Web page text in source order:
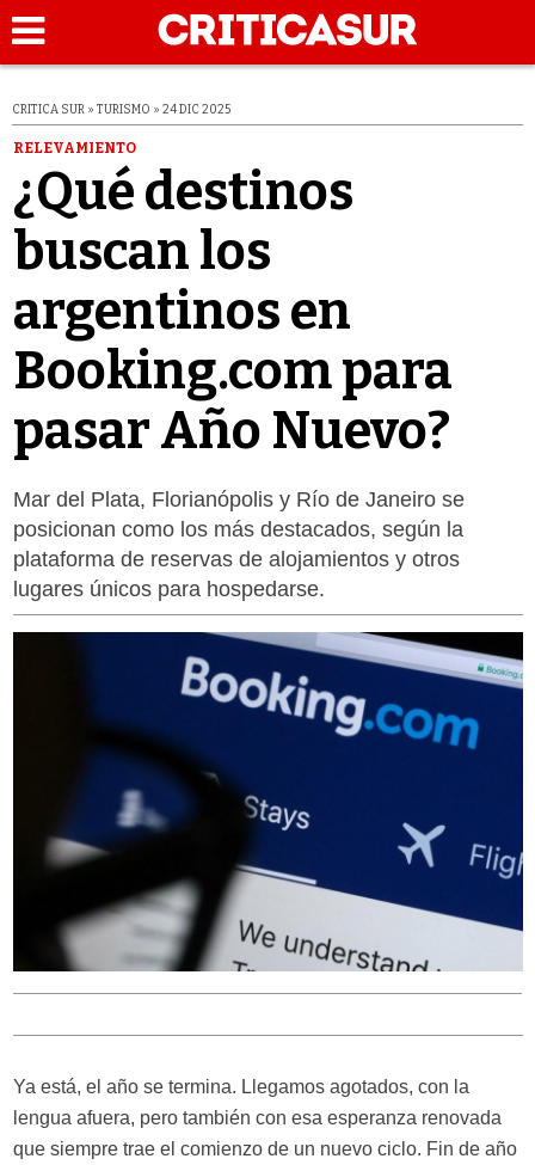
CRITICA SUR » TURISMO » 24 DIC 2025
RELEVAMIENTO
¿Qué destinos
buscan los
argentinos en
Booking.com para
pasar Año Nuevo?
Mar del Plata, Florianópolis y Río de Janeiro se
posicionan como los más destacados, según la
plataforma de reservas de alojamientos y otros
lugares únicos para hospedarse.
Ya está, el año se termina. Llegamos agotados, con la
lengua afuera, pero también con esa esperanza renovada
que siempre trae el comienzo de un nuevo ciclo. Fin de año